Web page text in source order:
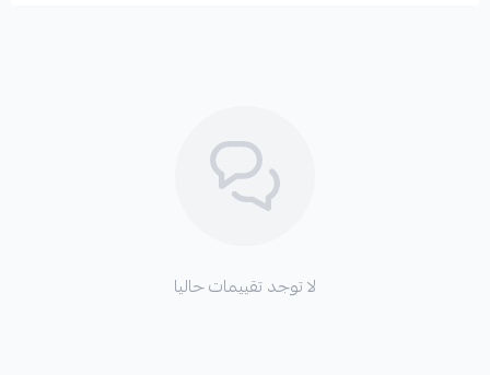
الفوائد المتوقعة عند عطل القطعة الأصلية:
لا توجد تقييمات حاليا